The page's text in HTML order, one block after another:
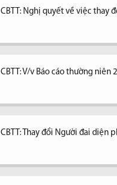
CBTT: Nghị quyết về việc thay
CBTT: V/v Báo cáo thường niên
CBTT: Thay đổi Người đai diện